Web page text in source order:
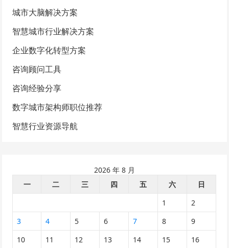
城市大脑解决方案
智慧城市行业解决方案
企业数字化转型方案
咨询顾问工具
咨询经验分享
数字城市架构师职位推荐
智慧行业资源导航
2026 年 8 月
一
二 三 四 五 六
日
1
2
3
4 5 6 7 8
9
10
11 12 13 14 15
16